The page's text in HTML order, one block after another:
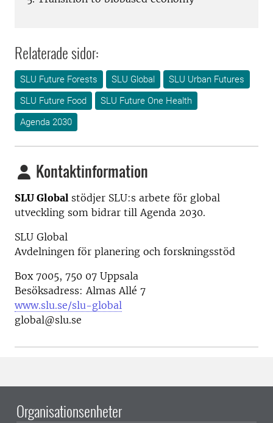
Relaterade sidor:
SLU Future Forests SLU Global
SLU Urban Futures
SLU Future Food
SLU Future One Health
Agenda 2030
Kontaktinformation
SLU Global stödjer SLU:s arbete för global
utveckling som bidrar till Agenda 2030.
SLU Global
Avdelningen för planering och forskningsstöd
Box 7005, 750 07 Uppsala
Besöksadress: Almas Allé 7
www.slu.se/slu-global
global@slu.se
Organisationsenheter